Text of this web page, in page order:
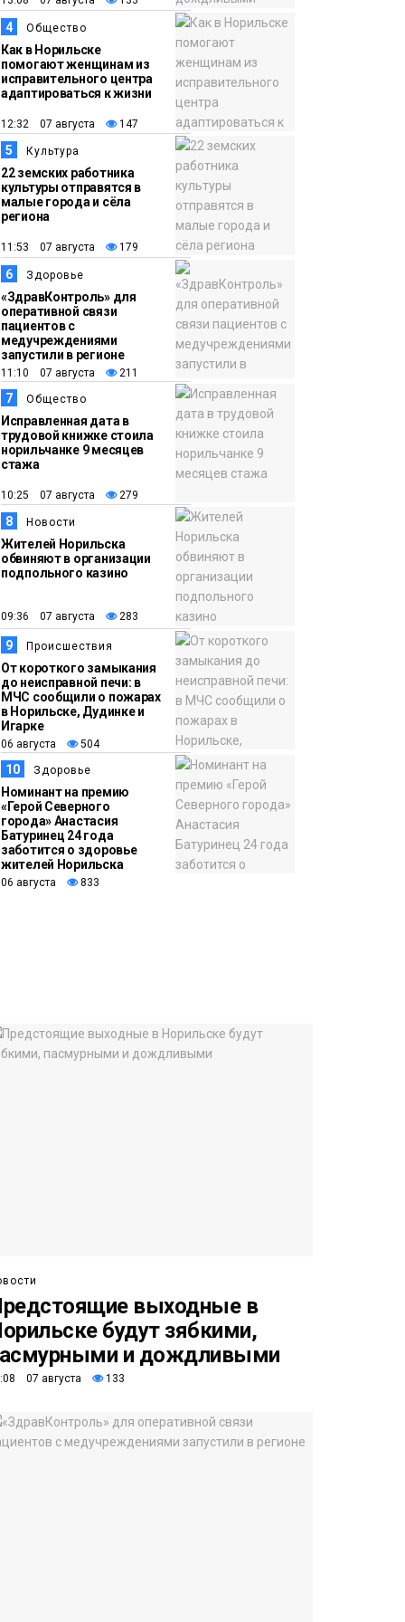
17:50
06 августа
Здоровье
Номинант на премию
«Герой Северного
города» Анастасия
Батуринец 24 года
заботится о здоровье
жителей Норильска
4 Общество
Как в Норильске
помогают женщинам из
исправительного центра
адаптироваться к жизни
12:32 07 августа 147
5 Культура
22 земских работника
культуры отправятся в
малые города и сёла
региона
11:53 07 августа 179
6 Здоровье
«ЗдравКонтроль» для
оперативной связи
пациентов с
медучреждениями
запустили в регионе
11:10 07 августа 211
7 Общество
Исправленная дата в
трудовой книжке стоила
норильчанке 9 месяцев
стажа
10:25 07 августа 279
8 Новости
Жителей Норильска
обвиняют в организации
подпольного казино
09:36 07 августа 283
9 Происшествия
От короткого замыкания
до неисправной печи: в
МЧС сообщили о пожарах
в Норильске, Дудинке и
Игарке
06 августа 504
10 Здоровье
Номинант на премию
«Герой Северного
города» Анастасия
Батуринец 24 года
заботится о здоровье
жителей Норильска
06 августа 833
выходные в
будут зябкими,
и дождливыми
07 августа 133